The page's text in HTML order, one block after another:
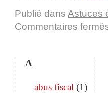
Publié dans Astuces
Commentaires
A
abus fiscal (1)